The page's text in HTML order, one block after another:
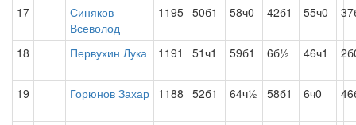
17
Синяков
Всеволод
1195 50б1 58ч0 42б1 55ч0
18 Первухин Лука 1191 51ч1 59б1 6б½ 46ч1
19 Горюнов Захар 1188 52б1 64ч½ 58б1 6ч0